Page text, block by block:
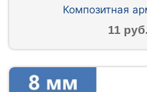
Композитная
11